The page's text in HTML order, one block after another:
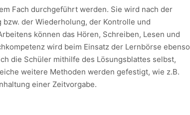
Fach durchgeführt werden. Sie wird nach der
der Wiederholung, der Kontrolle und
können das Hören, Schreiben, Lesen und
wird beim Einsatz der Lernbörse ebenso
die Schüler mithilfe des Lösungsblattes selbst,
weitere Methoden werden gefestigt, wie z.B.
einer Zeitvorgabe.